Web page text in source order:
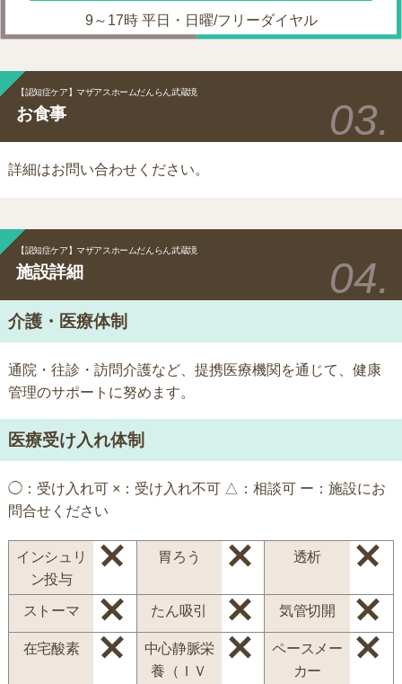
9～17時 平日・日曜/フリーダイヤル
【認知症ケア】マザアスホームだんらん武蔵境
お食事
詳細はお問い合わせください。
【認知症ケア】マザアスホームだんらん武蔵境
施設詳細
介護・医療体制
通院・往診・訪問介護など、提携医療機関を通じて、健康
管理のサポートに努めます。
医療受け入れ体制
◯：受け入れ可 ×：受け入れ不可 △：相談可 ー：施設にお
問合せください
インシュリ
ン投与
胃ろう 透析
ストーマ たん吸引 気管切開
在宅酸素
中心静脈栄
養（ＩＶ
ペースメー
カー